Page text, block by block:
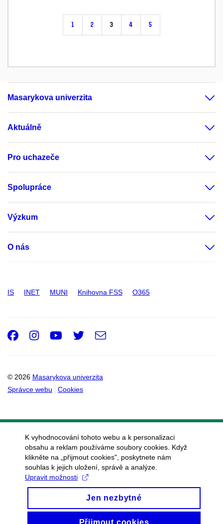
1 2 3 4 5
Masarykova univerzita
Aktuálně
Pro uchazeče
Spolupráce
Výzkum
O nás
IS INET MUNI Knihovna FSS O365
© 2026 Masarykova univerzita
Správce webu
Cookies
Facebook
Instagram
Youtube
Twitter
e-
K vyhodnocování tohoto webu a k personalizaci
obsahu a reklam používáme soubory cookies. Když
klikněte na „přijmout cookies", poskytnete nám
souhlas k jejich uložení, správě a analýze.
Upravit možnosti
Jen nezbytné
Přijmout cookies